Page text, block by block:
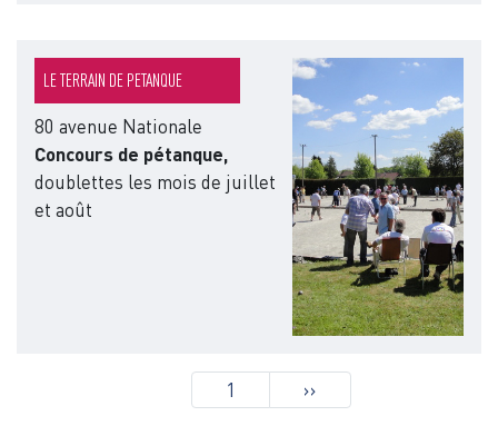
LE TERRAIN DE PETANQUE
80 avenue Nationale
Concours de pétanque,
doublettes les mois de juillet
et août
Image
1
Page
suivante
››